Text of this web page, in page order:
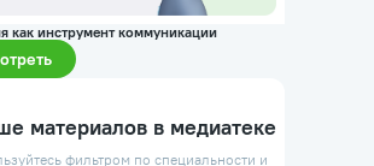
как инструмент коммуникации
материалов в медиатеке
фильтром по специальности и